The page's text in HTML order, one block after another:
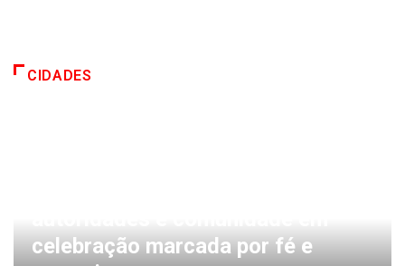
CIDADES
CIDADES
celebração marcada por fé e